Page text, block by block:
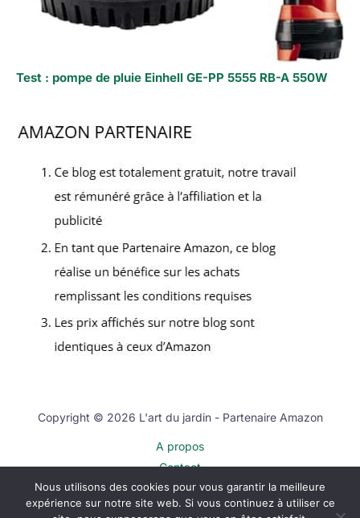
Test : pompe de pluie Einhell GE-PP 5555 RB-A 550W
Copyright © 2026 L'art du jardin - Partenaire Amazon
A propos
Contact
Plan du site
Mentions légales
Nous utilisons des cookies pour vous garantir la meilleure
expérience sur notre site web. Si vous continuez à utiliser ce